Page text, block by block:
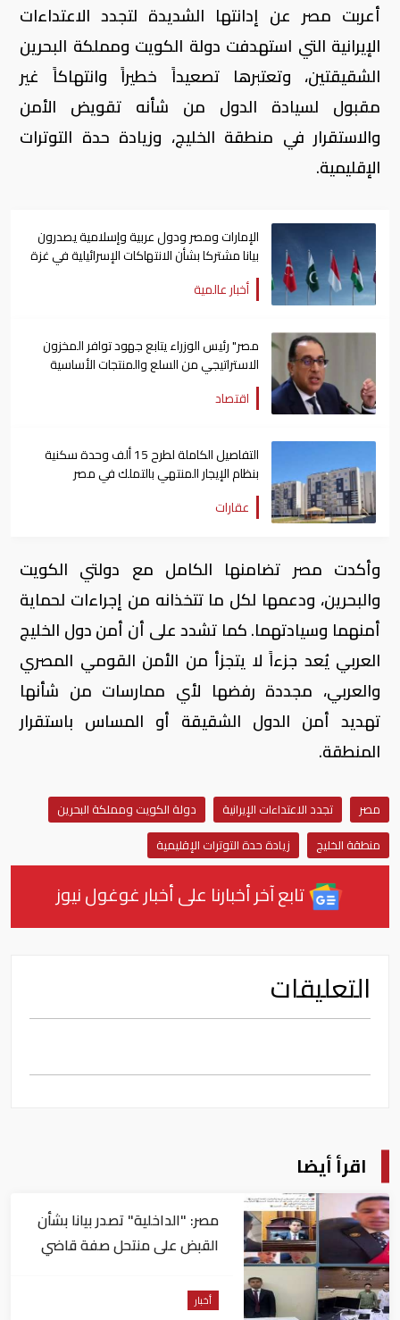
أعربت مصر عن إدانتها الشديدة لتجدد الاعتداءات
الإيرانية التي استهدفت دولة الكويت ومملكة البحرين
الشقيقتين، وتعتبرها تصعيداً خطيراً وانتهاكاً غير
مقبول لسيادة الدول من شأنه تقويض الأمن
والاستقرار في منطقة الخليج، وزيادة حدة التوترات
الإقليمية.
الإمارات ومصر ودول عربية وإسلامية يصدرون
بيانا مشتركا بشأن الانتهاكات الإسرائيلية في غزة
أخبار عالمية
مصر" رئيس الوزراء يتابع جهود توافر المخزون
الاستراتيجي من السلع والمنتجات الأساسية
اقتصاد
التفاصيل الكاملة لطرح 15 ألف وحدة سكنية
بنظام الإيجار المنتهي بالتملك في مصر
عقارات
وأكدت مصر تضامنها الكامل مع دولتي الكويت
والبحرين، ودعمها لكل ما تتخذانه من إجراءات لحماية
أمنهما وسيادتهما. كما تشدد على أن أمن دول الخليج
العربي يُعد جزءاً لا يتجزأ من الأمن القومي المصري
والعربي، مجددة رفضها لأي ممارسات من شأنها
تهديد أمن الدول الشقيقة أو المساس باستقرار
المنطقة.
مصر تجدد الاعتداءات الإيرانية
دولة الكويت ومملكة البحرين
منطقة الخليج
زيادة حدة التوترات الإقليمية
تابع آخر أخبارنا على أخبار غوغول نيوز
التعليقات
اقرأ أيضا
مصر: "الداخلية" تصدر بيانا بشأن
القبض على منتحل صفة قاضي
أخبار